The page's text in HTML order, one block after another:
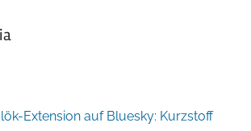
Extension auf Bluesky: Kurzstoff